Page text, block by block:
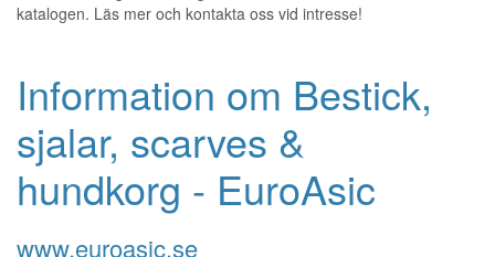
katalogen. Läs mer och kontakta oss vid intresse!
Information om Bestick,
sjalar, scarves &
hundkorg - EuroAsic
www.euroasic.se